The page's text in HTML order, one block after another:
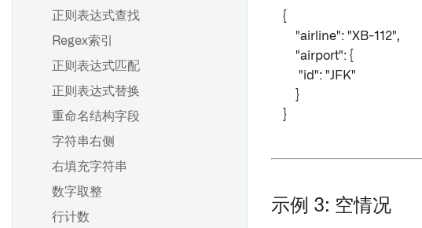
正则表达式查找
Regex索引
正则表达式匹配
正则表达式替换
重命名结构字段
字符串右侧
右填充字符串
数字取整
行计数
{
"airline": "XB-112",
"airport": {
"id": "JFK"
}
}
示例 3: 空情况